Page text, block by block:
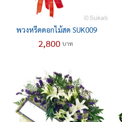
พวงหรีดดอกไม้สด SUK009
2,800 บาท